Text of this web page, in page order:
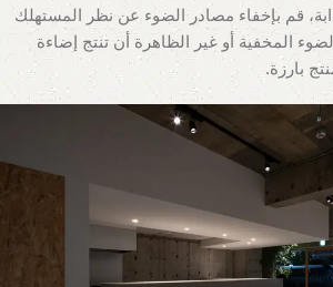
قم بإخفاء مصادر الضوء عن نظر المستهلك
المخفية أو غير الظاهرة أن تنتج إضاءة
بارزة.